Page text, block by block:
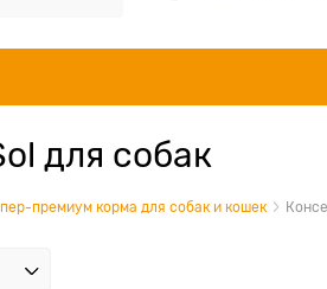
для собак
премиум корма для собак и кошек